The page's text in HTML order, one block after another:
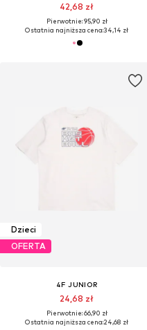
42,68 zł
Pierwotnie: 95,90 zł
Ostatnia najniższa cena:34,14 zł
Dzieci
OFERTA
4F JUNIOR
24,68 zł
Pierwotnie: 66,90 zł
Ostatnia najniższa cena:24,68 zł